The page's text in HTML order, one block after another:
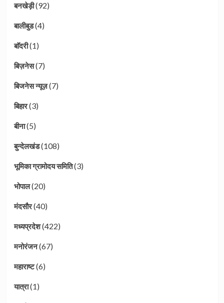
बनखेड़ी(92)
बालीबुड(4)
बाॅदरी(1)
बिज़नेस(7)
बिजनेस न्यूज़(7)
बिहार(3)
बीना(5)
बुन्देलखंड(108)
भूमिका ग्रामोदय समिति(3)
भोपाल(20)
मंदसौर(40)
मध्यप्रदेश(422)
मनोरंजन(67)
महाराष्ट(6)
यात्रा(1)